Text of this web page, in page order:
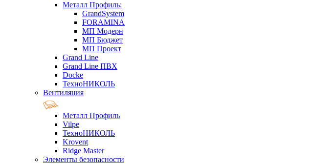
Металл Профиль:
GrandSystem
FORAMINA
МП Модерн
МП Бюджет
МП Проект
Grand Line
Grand Line ПВХ
Docke
ТехноНИКОЛЬ
Вентиляция
Металл Профиль
Vilpe
ТехноНИКОЛЬ
Krovent
Ridge Master
Элементы безопасности